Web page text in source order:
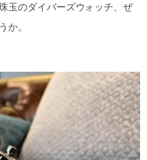
玉のダイバーズウォッチ、ぜ
か。